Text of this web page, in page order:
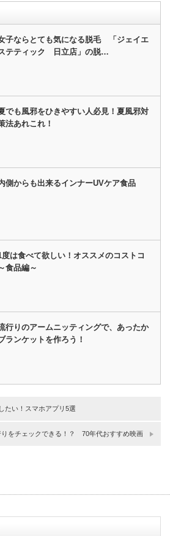
子ならとても気になる脱毛 「ジェイエ
テティック 日立店」の脱…
でも風邪をひきやすい人必見！夏風邪対
法あれこれ！
側からも出来るインナーUVケア食品
度は食べて欲しい！オススメのコストコ
食品編～
行りのアームニッティングで、あったか
ランケットを作ろう！
たい！スマホアプリ5選
りをチェックできる！？ 70年代おすすめ映画